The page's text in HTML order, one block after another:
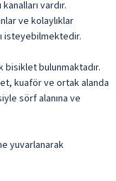
vardır.
ve kolaylıklar
isteyebilmektedir.
bisiklet bulunmaktadır.
kuaför ve ortak alanda
sörf alanına ve
yuvarlanarak